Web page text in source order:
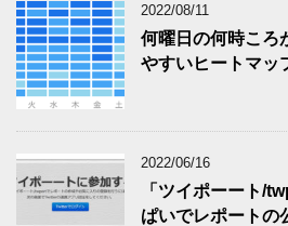
2022/08/11
何曜日の何時ころ
やすいヒートマッ
2022/06/16
「ツイポーート/
ぱいでレポートの